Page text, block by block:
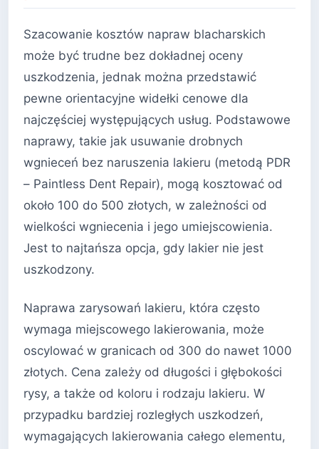
Szacowanie kosztów napraw blacharskich
może być trudne bez dokładnej oceny
uszkodzenia, jednak można przedstawić
pewne orientacyjne widełki cenowe dla
najczęściej występujących usług. Podstawowe
naprawy, takie jak usuwanie drobnych
wgnieceń bez naruszenia lakieru (metodą PDR
– Paintless Dent Repair), mogą kosztować od
około 100 do 500 złotych, w zależności od
wielkości wgniecenia i jego umiejscowienia.
Jest to najtańsza opcja, gdy lakier nie jest
uszkodzony.
Naprawa zarysowań lakieru, która często
wymaga miejscowego lakierowania, może
oscylować w granicach od 300 do nawet 1000
złotych. Cena zależy od długości i głębokości
rysy, a także od koloru i rodzaju lakieru. W
przypadku bardziej rozległych uszkodzeń,
wymagających lakierowania całego elementu,